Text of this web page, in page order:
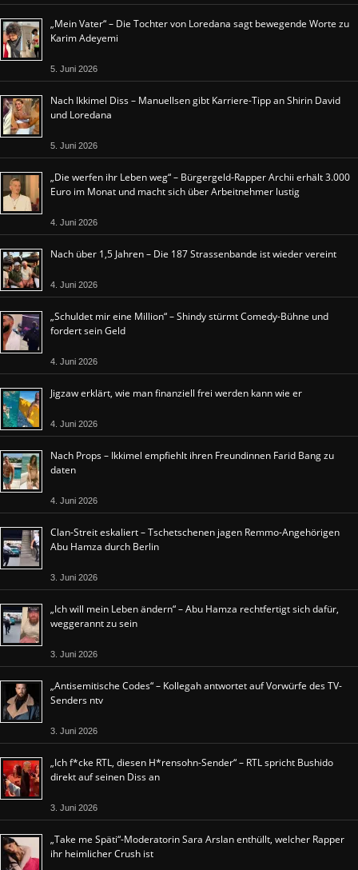
„Mein Vater“ – Die Tochter von Loredana sagt bewegende Worte zu
Karim Adeyemi
5. Juni 2026
Nach Ikkimel Diss – Manuellsen gibt Karriere-Tipp an Shirin David
und Loredana
5. Juni 2026
„Die werfen ihr Leben weg“ – Bürgergeld-Rapper Archii erhält 3.000
Euro im Monat und macht sich über Arbeitnehmer lustig
4. Juni 2026
Nach über 1,5 Jahren – Die 187 Strassenbande ist wieder vereint
4. Juni 2026
„Schuldet mir eine Million“ – Shindy stürmt Comedy-Bühne und
fordert sein Geld
4. Juni 2026
Jigzaw erklärt, wie man finanziell frei werden kann wie er
4. Juni 2026
Nach Props – Ikkimel empfiehlt ihren Freundinnen Farid Bang zu
daten
4. Juni 2026
Clan-Streit eskaliert – Tschetschenen jagen Remmo-Angehörigen
Abu Hamza durch Berlin
3. Juni 2026
„Ich will mein Leben ändern“ – Abu Hamza rechtfertigt sich dafür,
weggerannt zu sein
3. Juni 2026
„Antisemitische Codes“ – Kollegah antwortet auf Vorwürfe des TV-
Senders ntv
3. Juni 2026
„Ich f*cke RTL, diesen H*rensohn-Sender“ – RTL spricht Bushido
direkt auf seinen Diss an
3. Juni 2026
„Take me Späti“-Moderatorin Sara Arslan enthüllt, welcher Rapper
ihr heimlicher Crush ist